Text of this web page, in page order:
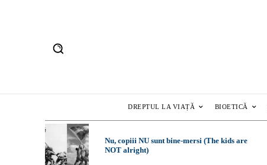
DREPTUL LA VIAȚĂ BIOETICĂ
Nu, copiii NU sunt bine-mersi (The kids are
NOT alright)